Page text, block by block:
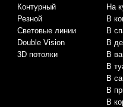
Световые линии
Double Vision
3D потолки
В
В
В
В
В
В
В
В
На
Контурный
Резной